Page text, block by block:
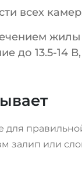
всех
до 13.5-14
залип или